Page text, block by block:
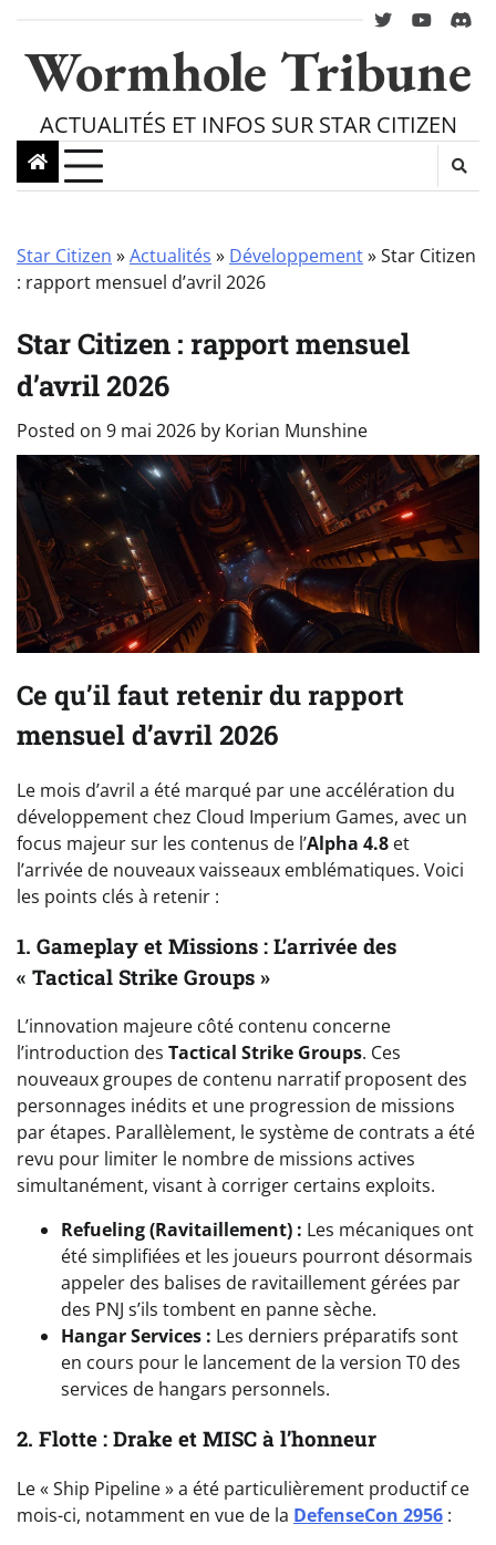
content
twitteryoutube
Wormhole Tribune
ACTUALITÉS ET INFOS SUR STAR CITIZEN
Star Citizen »Actualités » Développement»Star Citizen
: rapport mensuel d’avril 2026
Star Citizen : rapport mensuel
d’avril 2026
Posted on 9 mai 2026 by Korian Munshine
Ce qu’il faut retenir du rapport
mensuel d’avril 2026
Le mois d’avril a été marqué par une accélération du
développement chez Cloud Imperium Games, avec un
focus majeur sur les contenus de l’Alpha 4.8 et
l’arrivée de nouveaux vaisseaux emblématiques. Voici
les points clés à retenir :
1. Gameplay et Missions : L’arrivée des
« Tactical Strike Groups »
L’innovation majeure côté contenu concerne
l’introduction des Tactical Strike Groups. Ces
nouveaux groupes de contenu narratif proposent des
personnages inédits et une progression de missions
par étapes. Parallèlement, le système de contrats a été
revu pour limiter le nombre de missions actives
simultanément, visant à corriger certains exploits.
Refueling (Ravitaillement) : Les mécaniques ont
été simplifiées et les joueurs pourront désormais
appeler des balises de ravitaillement gérées par
des PNJ s’ils tombent en panne sèche.
Hangar Services : Les derniers préparatifs sont
en cours pour le lancement de la version T0 des
services de hangars personnels.
2. Flotte : Drake et MISC à l’honneur
Le « Ship Pipeline » a été particulièrement productif ce
mois-ci, notamment en vue de la DefenseCon 2956 :